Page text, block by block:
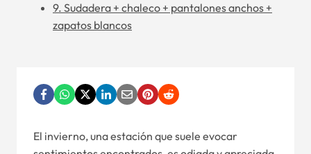
9. Sudadera + chaleco + pantalones anchos +
zapatos blancos
El invierno, una estación que suele evocar